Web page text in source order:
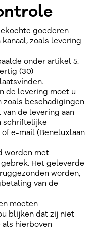
goederen
zoals levering
onder artikel 5.
(30)
de levering moet u
zoals beschadigingen
de levering aan
schriftelijke
e-mail (Beneluxlaan
worden met
Het geleverde
worden,
van de
moeten
blijken dat zij niet
hierboven